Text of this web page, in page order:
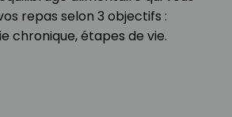
repas selon 3 objectifs :
chronique, étapes de vie.